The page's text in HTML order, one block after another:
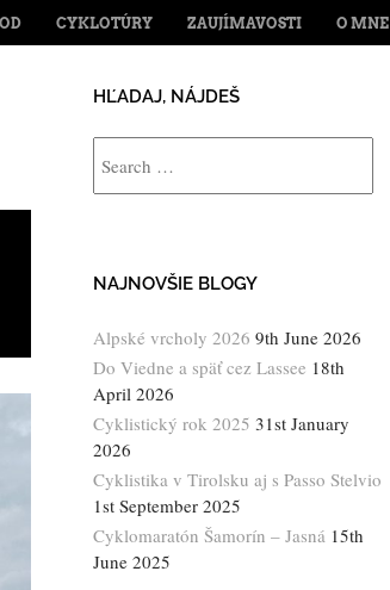
CONTENTCYKLOTÚRY ZAUJÍMAVOSTI O MNE
HĽADAJ, NÁJDEŠ
NAJNOVŠIE BLOGY
Alpské vrcholy 2026 9th June 2026
Do Viedne a späť cez Lassee 18th
April 2026
Cyklistický rok 2025 31st January
2026
Cyklistika v Tirolsku aj s Passo Stelvio
1st September 2025
Cyklomaratón Šamorín – Jasná 15th
June 2025